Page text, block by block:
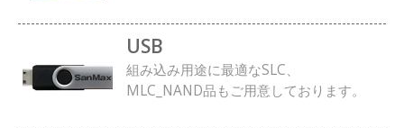
USB
組み込み用途に最適なSLC、
MLC_NAND品もご用意しております。